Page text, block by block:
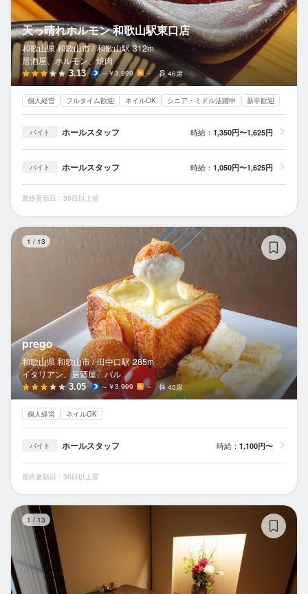
天っ晴れホルモン 和歌山駅東口店
和歌山県 和歌山市 / 和歌山駅 312m
居酒屋、ホルモン、焼肉
3.13 ～￥3,999 － 46席
個人経営 フルタイム歓迎 ネイルOK シニア・ミドル活躍中 新卒歓迎
バイト ホールスタッフ 時給： 1,350円〜1,625円
バイト ホールスタッフ 時給： 1,050円〜1,625円
最終更新日：30日以上前
1 / 13
prego
和歌山県 和歌山市 / 田中口駅 285m
イタリアン、居酒屋、バル
3.05 ～￥3,999 － 40席
個人経営 ネイルOK
バイト ホールスタッフ 時給： 1,100円〜
最終更新日：30日以上前
1 / 13